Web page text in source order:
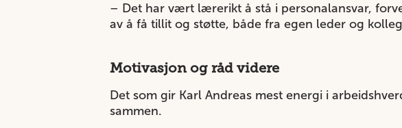
– Det har vært lærerikt å stå i personalansvar,
av å få tillit og støtte, både fra egen leder og
Motivasjon og råd videre
Det som gir Karl Andreas mest energi i
sammen.